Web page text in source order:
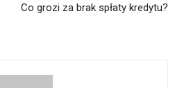
Co grozi za brak spłaty kredytu?